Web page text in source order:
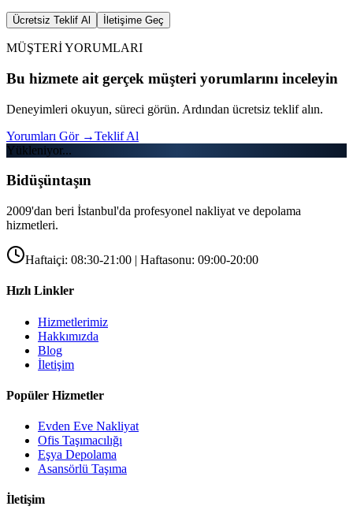
Ücretsiz Teklif Al İletişime Geç
MÜŞTERİ YORUMLARI
Bu hizmete ait gerçek müşteri yorumlarını inceleyin
Deneyimleri okuyun, süreci görün. Ardından ücretsiz teklif alın.
Yorumları Gör →Teklif Al
Yükleniyor...
Bidüşüntaşın
2009'dan beri İstanbul'da profesyonel nakliyat ve depolama
hizmetleri.
Haftaiçi: 08:30-21:00 | Haftasonu: 09:00-20:00
Hızlı Linkler
Hizmetlerimiz
Hakkımızda
Blog
İletişim
Popüler Hizmetler
Evden Eve Nakliyat
Ofis Taşımacılığı
Eşya Depolama
Asansörlü Taşıma
İletişim